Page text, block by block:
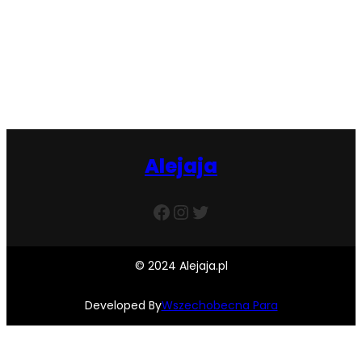
Alejaja
Facebook InstagramTwitter
© 2024 Alejaja.pl
Developed ByWszechobecna Para